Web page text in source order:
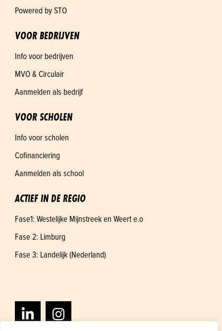
Powered by STO
VOOR BEDRIJVEN
Info voor bedrijven
MVO & Circulair
Aanmelden als bedrijf
VOOR SCHOLEN
Info voor scholen
Cofinanciering
Aanmelden als school
ACTIEF IN DE REGIO
Fase1: Westelijke Mijnstreek en Weert e.o
Fase 2: Limburg
Fase 3: Landelijk (Nederland)